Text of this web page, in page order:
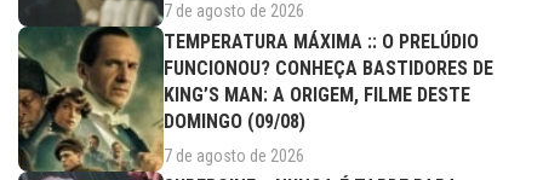
7 de agosto de 2026
TEMPERATURA MÁXIMA :: O PRELÚDIO
FUNCIONOU? CONHEÇA BASTIDORES DE
KING’S MAN: A ORIGEM, FILME DESTE
DOMINGO (09/08)
7 de agosto de 2026